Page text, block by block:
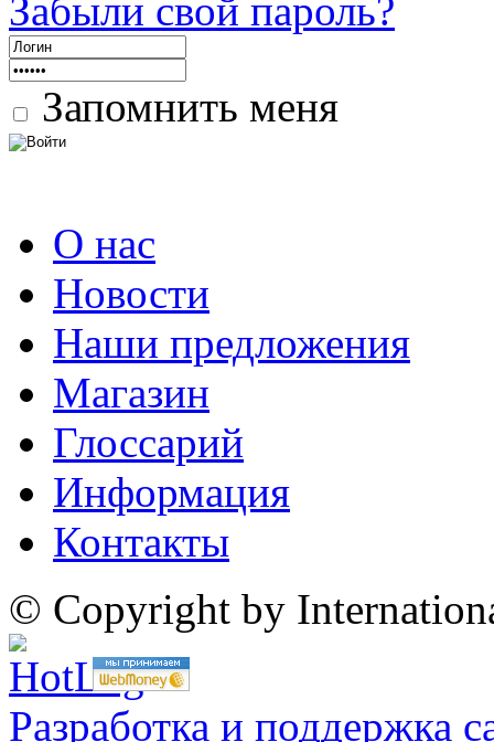
Забыли свой пароль?
Запомнить меня
О нас
Новости
Наши предложения
Магазин
Глоссарий
Информация
Контакты
© Copyright by
Разработка и поддержка